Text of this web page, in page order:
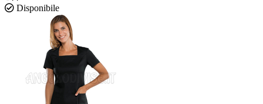
Disponibile